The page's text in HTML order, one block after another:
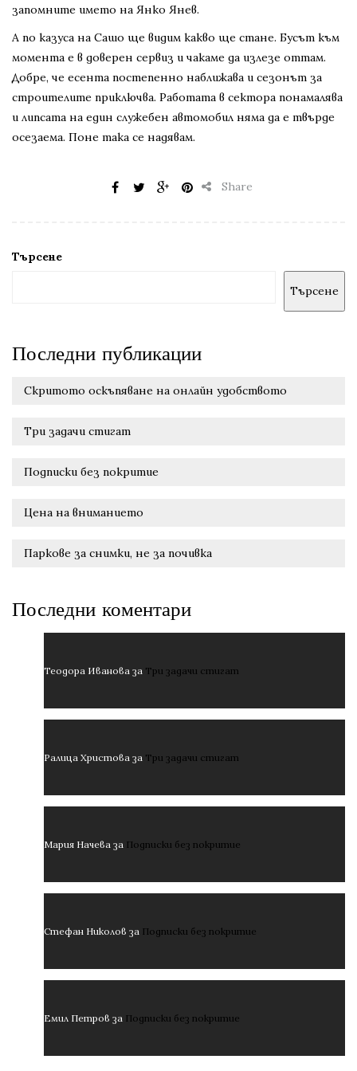
запомните името на Янко Янев.
А по казуса на Сашо ще видим какво ще стане. Бусът към
момента е в доверен сервиз и чакаме да излезе оттам.
Добре, че есента постепенно наближава и сезонът за
строителите приключва. Работата в сектора понамалява
и липсата на един служебен автомобил няма да е твърде
осезаема. Поне така се надявам.
Share
Търсене
Търсене
Последни публикации
Скритото оскъпяване на онлайн удобството
Три задачи стигат
Подписки без покритие
Цена на вниманието
Паркове за снимки, не за почивка
Последни коментари
Теодора Иванова за Три задачи стигат
Ралица Христова за Три задачи стигат
Мария Начева за Подписки без покритие
Стефан Николов за Подписки без покритие
Емил Петров за Подписки без покритие